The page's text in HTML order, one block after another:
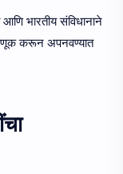
आणि भारतीय संविधानाने
करून अपनवण्यात